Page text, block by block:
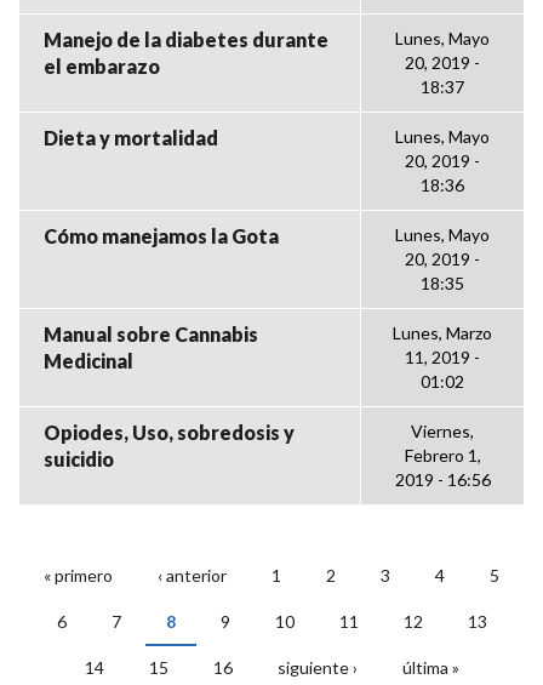
Manejo de la diabetes durante
el embarazo
Lunes, Mayo
20, 2019 -
18:37
Dieta y mortalidad
Lunes, Mayo
20, 2019 -
18:36
Cómo manejamos la Gota
Lunes, Mayo
20, 2019 -
18:35
Manual sobre Cannabis
Medicinal
Lunes, Marzo
11, 2019 -
01:02
Opiodes, Uso, sobredosis y
suicidio
Viernes,
Febrero 1,
2019 - 16:56
PÁGINAS
« primero ‹ anterior 1 2 3 4 5
6 7 8 9 10 11 12 13
14 15 16 siguiente › última »